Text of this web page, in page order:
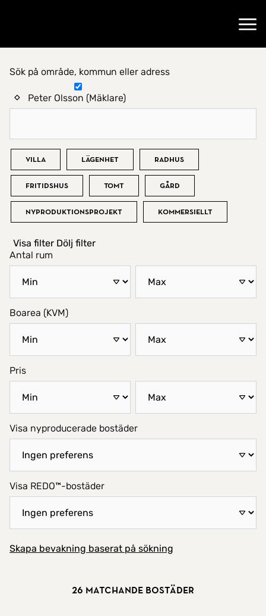
Hitta hem
Sök på område, kommun eller adress
Peter Olsson (Mäklare)
Bostadstyp
Villa Lägenhet Radhus
Fritidshus Tomt Gård
Nyproduktionsprojekt Kommersiellt
Visa filter Dölj filter
Antal rum
Boarea (KVM)
Pris
Visa nyproducerade bostäder
Visa REDO™-bostäder
Skapa bevakning baserat på sökning
26 matchande bostäder